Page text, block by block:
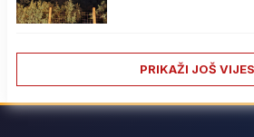
PRIKAŽI JOŠ